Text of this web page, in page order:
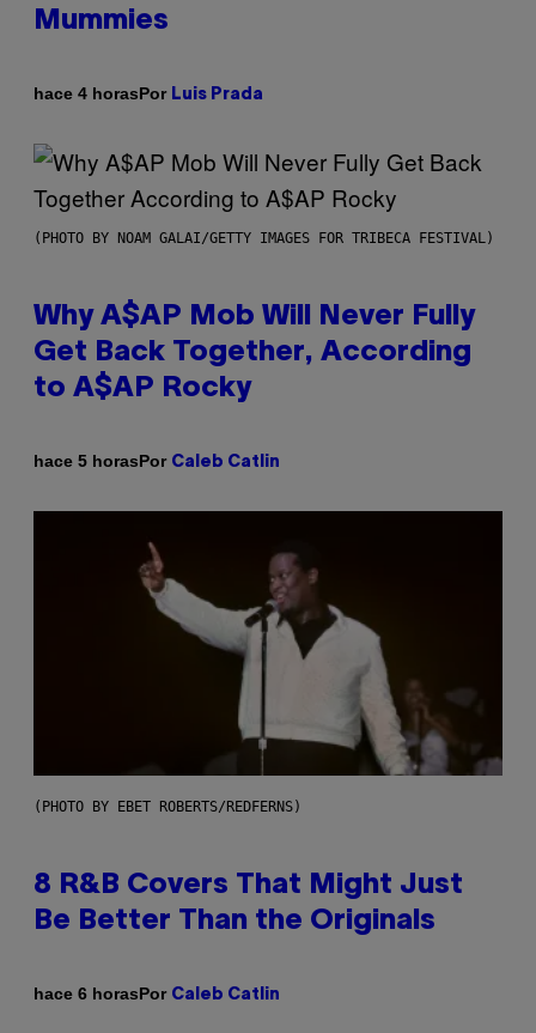
Mummies
hace 4 horasPor Luis Prada
(PHOTO BY NOAM GALAI/GETTY IMAGES FOR TRIBECA FESTIVAL)
Why A$AP Mob Will Never Fully
Get Back Together, According
to A$AP Rocky
hace 5 horasPor Caleb Catlin
(PHOTO BY EBET ROBERTS/REDFERNS)
8 R&B Covers That Might Just
Be Better Than the Originals
hace 6 horasPor Caleb Catlin